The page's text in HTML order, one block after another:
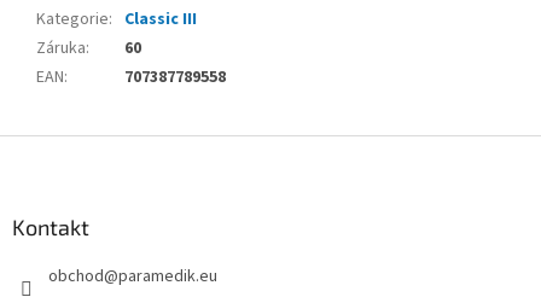
Kategorie: Classic III
Záruka:
60
EAN: 707387789558
Kontakt
obchod@paramedik.eu